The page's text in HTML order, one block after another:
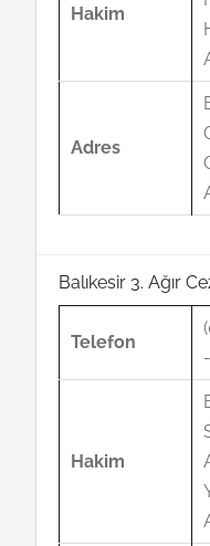
Hakim
Adres
Balıkesir 3. Ağır
Telefon
Hakim